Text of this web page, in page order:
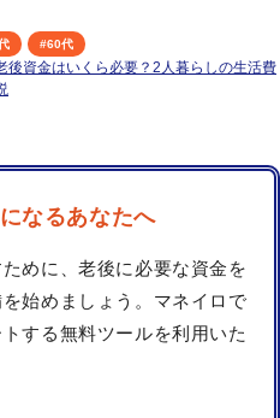
#60代
後資金はいくら必要？2人暮らしの生活費
なるあなたへ
めに、老後に必要な資金を
始めましょう。マネイロで
する無料ツールを利用いた